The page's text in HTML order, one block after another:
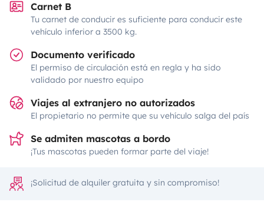
Carnet B
Tu carnet de conducir es suficiente para conducir este
vehículo inferior a 3500 kg.
Documento verificado
El permiso de circulación está en regla y ha sido
validado por nuestro equipo
Viajes al extranjero no autorizados
El propietario no permite que su vehículo salga del país
Se admiten mascotas a bordo
¡Tus mascotas pueden formar parte del viaje!
¡Solicitud de alquiler gratuita y sin compromiso!